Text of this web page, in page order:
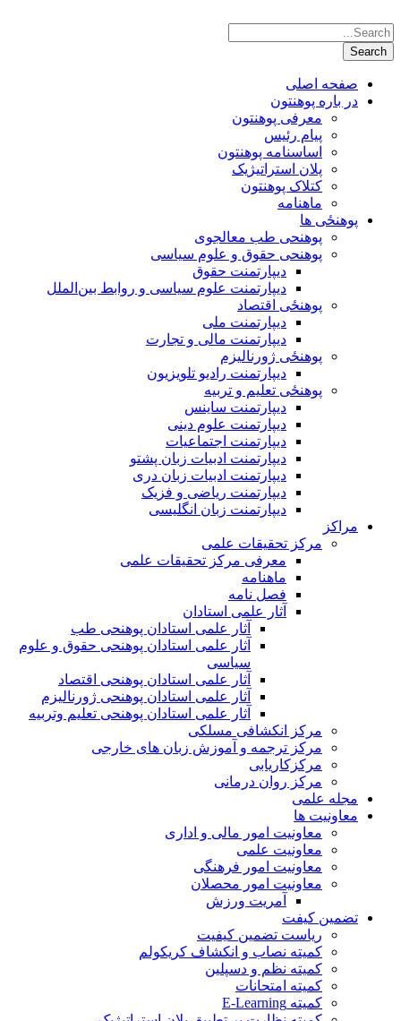
صفحه اصلی
در باره پوهنتون
معرفی پوهنتون
پیام رئیس
اساسنامه پوهنتون
پلان استراتیژیک
کتلاک پوهنتون
ماهنامه
پوهنځی ها
پوهنحی طب معالجوی
پوهنحی حقوق و علوم سیاسی
دیپارتمنت حقوق
دیپارتمنت علوم سیاسی و روابط بین‌الملل
پوهنځی اقتصاد
دیپارتمنت ملی
دیپارتمنت مالی و تجارت
پوهنځی ژورنالیزم
دیپارتمنت رادیو تلویزیون
پوهنځی تعلیم و تربیه
دیپارتمنت ساینس
دیپارتمنت علوم دینی
دیپارتمنت اجتماعیات
دیپارتمنت ادبیات زبان پشتو
دیپارتمنت ادبیات زبان دری
دیپارتمنت ریاضی و فزیک
دیپارتمنت زبان انگلیسی
مراکز
مرکز تحقیقات علمی
معرفی مرکز تحقیقات علمی
ماهنامه
فصل نامه
آثار علمی استادان
آثار علمی استادان پوهنحی طب
آثار علمی استادان پوهنحی حقوق و علوم
سیاسی
آثار علمی استادان پوهنحی اقتصاد
آثار علمی استادان پوهنحی ژورنالیزم
آثار علمی استادان پوهنحی تعلیم وتربیه
مرکز انکشافی مسلکی
مرکز ترجمه و آموزش زبان های خارجی
مرکزکاریابی
مرکز روان درمانی
مجله علمی
معاونیت ها
معاونیت امور مالی و اداری
معاونیت علمی
معاونیت امور فرهنگی
معاونیت امور محصلان
آمریت ورزش
تضمین کیفت
ریاست تضمین کیفیت
کمیته نصاب و انکشاف کریکولم
کمیته نظم و دسپلین
کمیته امتحانات
کمیته E-Learning